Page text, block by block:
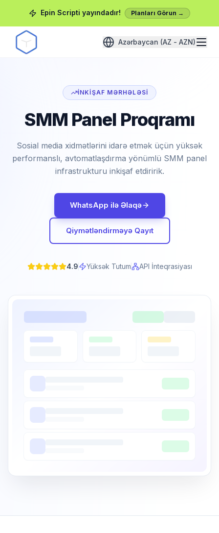
Epin Scripti yayındadır! Planları Görun →
Azərbaycan (AZ - AZN)
İNKIŞAF MƏRHƏLƏSI
SMM Panel Proqramı
Sosial media xidmətlərini idarə etmək üçün yüksək
performanslı, avtomatlaşdırma yönümlü SMM panel
infrastrukturu inkişaf etdiririk.
WhatsApp ilə Əlaqə
Qiymətləndirməyə Qayıt
4.9 Yüksək Tutum API İnteqrasiyası